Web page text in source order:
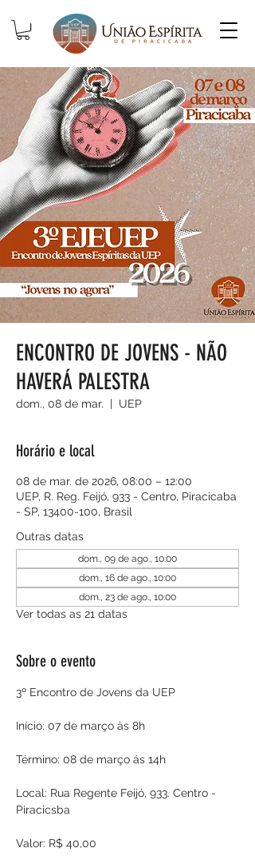
ENCONTRO DE JOVENS - NÃO
HAVERÁ PALESTRA
dom., 08 de mar.
  |
UEP
Horário e local
08 de mar. de 2026, 08:00 – 12:00
UEP, R. Reg. Feijó, 933 - Centro, Piracicaba
- SP, 13400-100, Brasil
Outras datas
dom., 09 de ago., 10:00
dom., 16 de ago., 10:00
dom., 23 de ago., 10:00
Ver todas as 21 datas
Sobre o evento
3º Encontro de Jovens da UEP
Início: 07 de março às 8h
Término: 08 de março ás 14h
Local: Rua Regente Feijó, 933. Centro -
Piracicsba
Valor: R$ 40,00